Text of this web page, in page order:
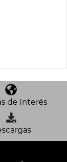
de Interés